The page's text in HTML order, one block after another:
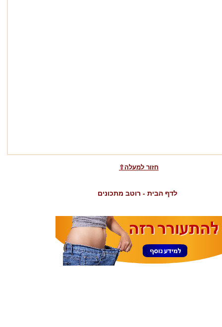
⇧חזור למעלה
לדף הבית - רוטב מתכונים